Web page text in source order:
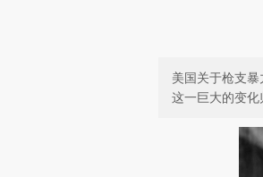
美国关于枪支
这一巨大的变化